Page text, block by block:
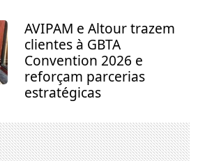
AVIPAM e Altour trazem
clientes à GBTA
Convention 2026 e
reforçam parcerias
estratégicas